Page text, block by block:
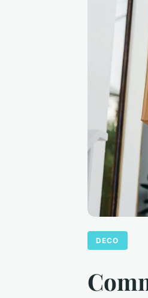
DECO